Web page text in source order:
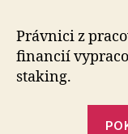
Právnici z
financií
staking.